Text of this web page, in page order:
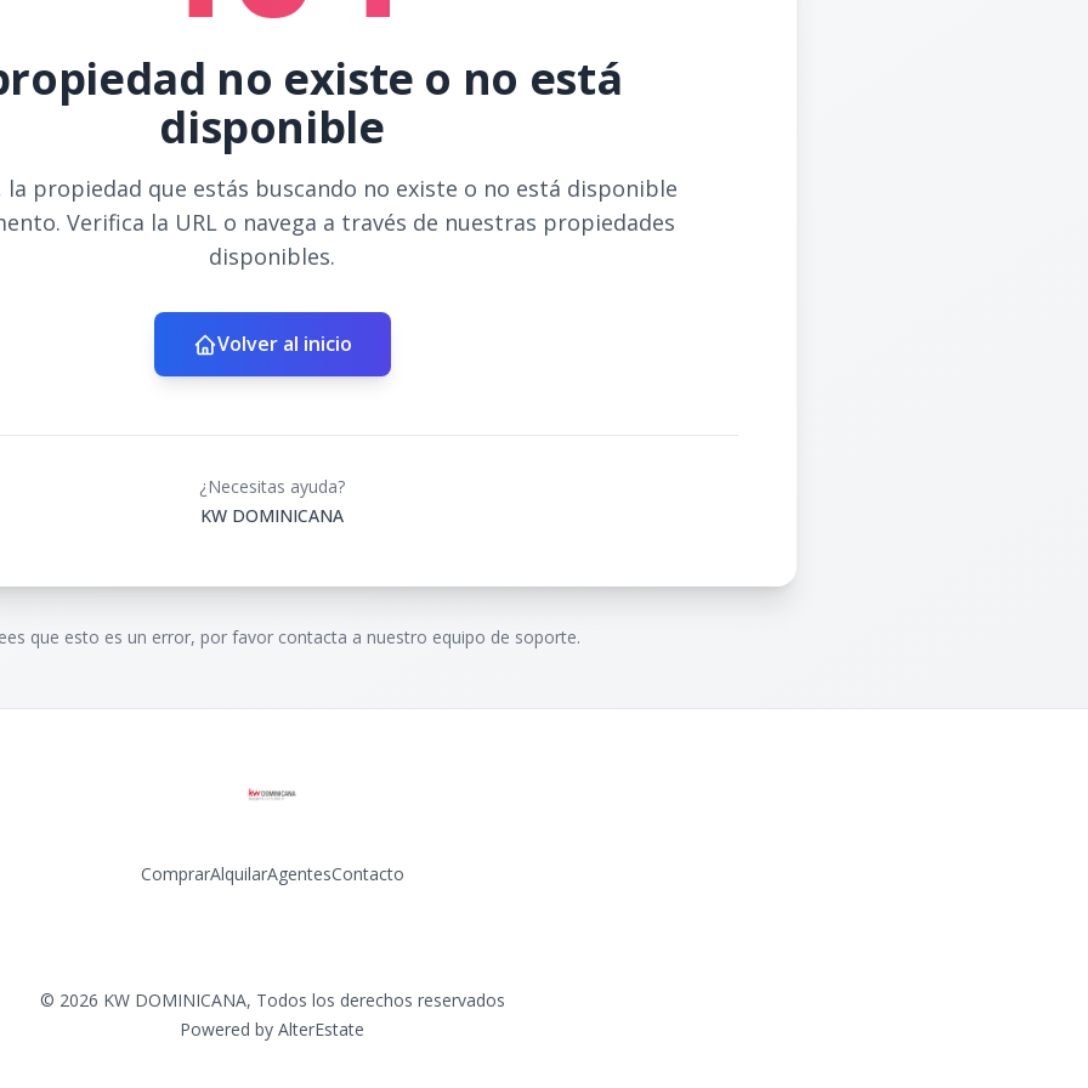
no existe o no está
disponible
propiedad que estás buscando no existe o no está disponible
Verifica la URL o navega a través de nuestras propiedades
disponibles.
Volver al inicio
¿Necesitas ayuda?
KW DOMINICANA
que esto es un error, por favor contacta a nuestro equipo de soporte.
ComprarAlquilarAgentesContacto
© 2026 KW DOMINICANA, Todos los derechos reservados
Powered by AlterEstate